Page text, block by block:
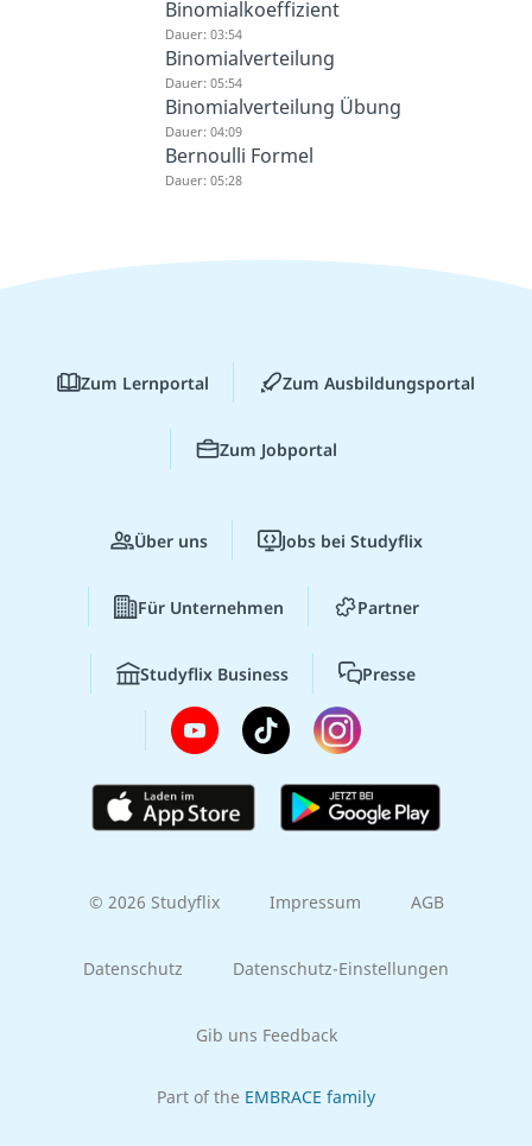
Binomialkoeffizient
Dauer: 03:54
Binomialverteilung
Dauer: 05:54
Binomialverteilung Übung
Dauer: 04:09
Bernoulli Formel
Dauer: 05:28
Zum Lernportal Zum Ausbildungsportal
Zum Jobportal
Über uns Jobs bei Studyflix
Für Unternehmen Partner
Studyflix Business Presse
© 2026 Studyflix Impressum AGB
Datenschutz Datenschutz-Einstellungen
Gib uns Feedback
Part of the EMBRACE family